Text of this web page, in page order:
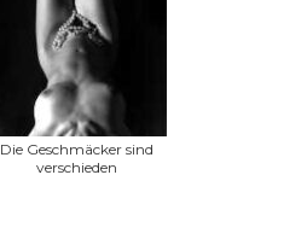
Die Geschmäcker sind
verschieden